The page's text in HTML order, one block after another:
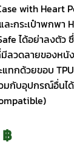
with Heart
ะกระเป๋าพกพา
ได้อย่าลงตัว
มีลวดลายของห
ทกด้วยขอบ
มกับอุปกรณ์อื่นไ
฿Current